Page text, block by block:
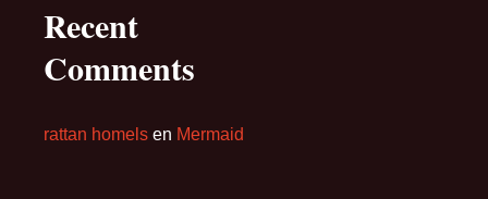
Recent
Comments
rattan homels en Mermaid